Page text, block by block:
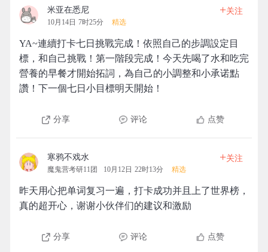
米亚在悉尼
10月14日 7时25分 精选
+关注
YA~連續打卡七日挑戰完成！依照自己的步調設定目
標，和自己挑戰！第一階段完成！今天先喝了水和吃完
營養的早餐才開始拓詞，為自己的小調整和小承诺點
讚！下一個七日小目標明天開始！
分享 评论 点赞
寒鸦不戏水
魔鬼营考研11团 10月12日 22时13分 精选
+关注
昨天用心把单词复习一遍，打卡成功并且上了世界榜，
真的超开心，谢谢小伙伴们的建议和激励
分享 评论 点赞